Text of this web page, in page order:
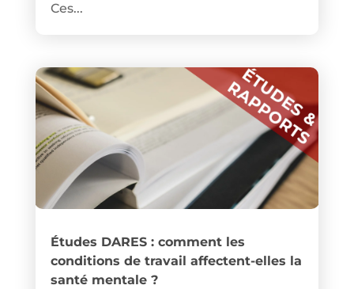
Ces...
Études DARES : comment les
conditions de travail affectent-elles la
santé mentale ?